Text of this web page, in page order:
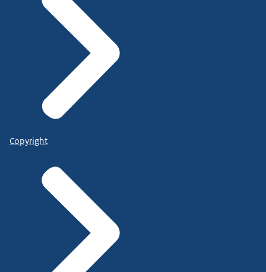
Copyright